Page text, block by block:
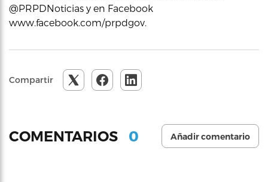
@PRPDNoticias y en Facebook
www.facebook.com/prpdgov.
Compartir
COMENTARIOS 0 Añadir comentario